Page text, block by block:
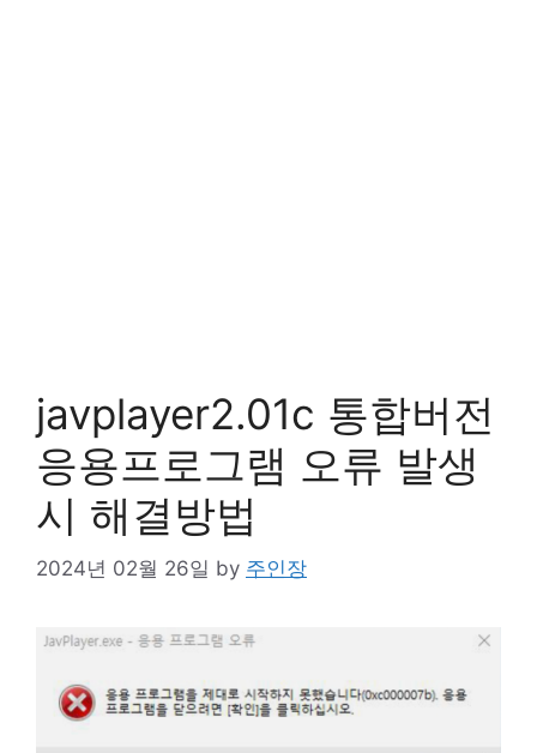
javplayer2.01c 통합버전
응용프로그램 오류 발생
시 해결방법
2024년 02월 26일 by 주인장